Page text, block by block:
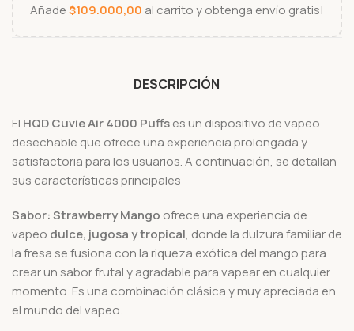
Añade$109.000,00 al carrito y obtenga envío gratis!
DESCRIPCIÓN
El HQD Cuvie Air 4000 Puffses un dispositivo de vapeo
desechable que ofrece una experiencia prolongada y
satisfactoria para los usuarios.A continuación, se detallan
sus características principales
Sabor:Strawberry Mango ofrece una experiencia de
vapeo dulce, jugosa y tropical, donde la dulzura familiar de
la fresa se fusiona con la riqueza exótica del mango para
crear un sabor frutal y agradable para vapear en cualquier
momento. Es una combinación clásica y muy apreciada en
el mundo del vapeo.